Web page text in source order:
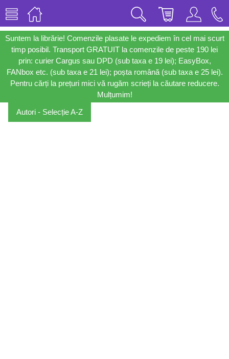
Suntem la librărie! Comenzile plasate le expediem în cel mai scurt
timp posibil. Transport GRATUIT la comenzile de peste 190 lei
prin: curier Cargus sau DPD (sub taxa e 19 lei); EasyBox,
FANbox etc. (sub taxa e 21 lei); poșta română (sub taxa e 25 lei).
Pentru cărți la prețuri mici vă rugăm scrieți la căutare reducere.
Mulțumim!
Autori - Selecție A-Z